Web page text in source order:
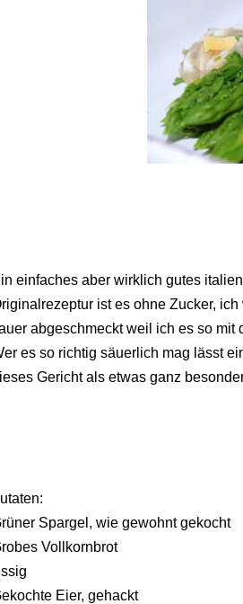
einfaches aber wirklich gutes
ist es ohne Zucker,
abgeschmeckt weil ich es so mit
es so richtig säuerlich mag lässt
Gericht als etwas ganz
Spargel, wie gewohnt gekocht
Vollkornbrot
Eier, gehackt